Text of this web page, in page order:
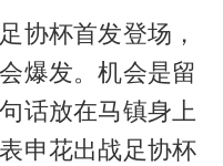
协杯首发登场，
爆发。机会是留
话放在马镇身上
申花出战足协杯